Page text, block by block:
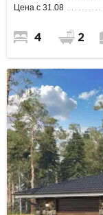
Цена с 31.08
4 2